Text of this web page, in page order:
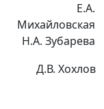
Е.А.
Михайловская
Н.А. Зубарева
Д.В. Хохлов